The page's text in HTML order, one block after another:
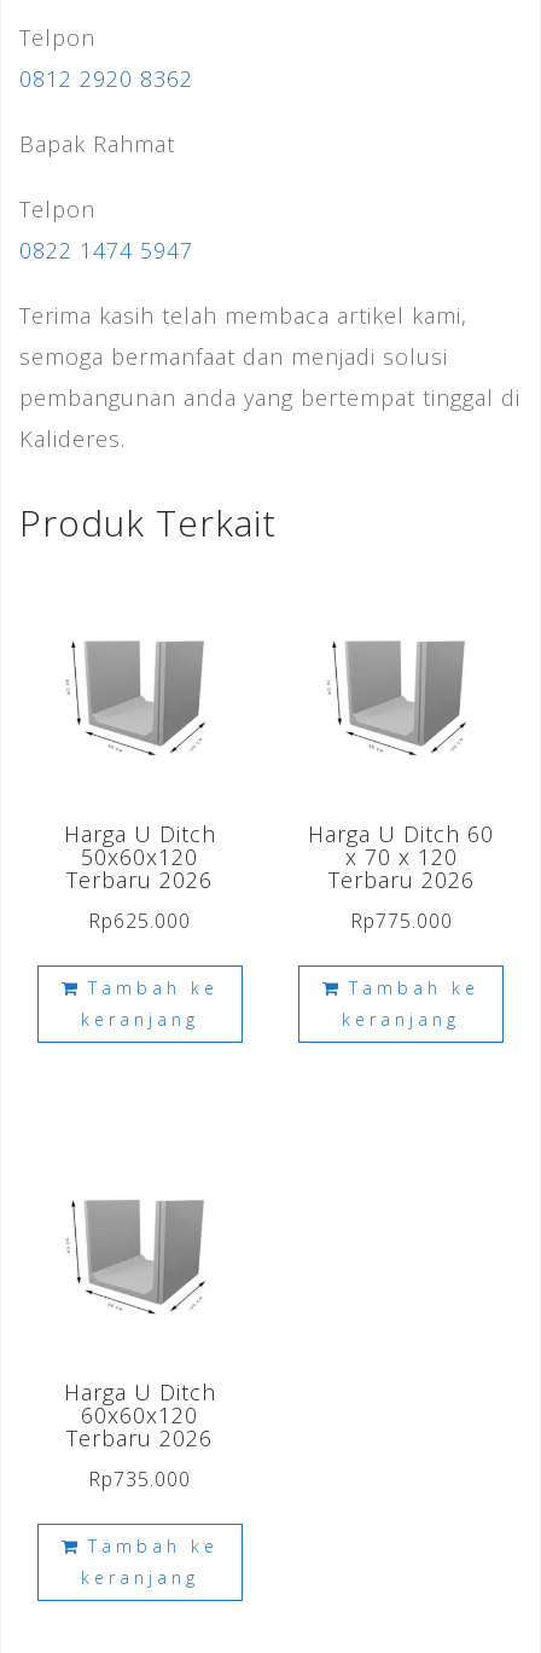
Telpon
0812 2920 8362
Bapak Rahmat
Telpon
0822 1474 5947
Terima kasih telah membaca artikel kami,
semoga bermanfaat dan menjadi solusi
pembangunan anda yang bertempat tinggal di
Kalideres.
Produk Terkait
Harga U Ditch
50x60x120
Terbaru 2026
Rp625.000
Tambah ke
keranjang
Harga U Ditch 60
x 70 x 120
Terbaru 2026
Rp775.000
Tambah ke
keranjang
Harga U Ditch
60x60x120
Terbaru 2026
Rp735.000
Tambah ke
keranjang